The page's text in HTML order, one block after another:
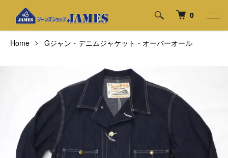
0
Home Gジャン・デニムジャケット・オーバーオール